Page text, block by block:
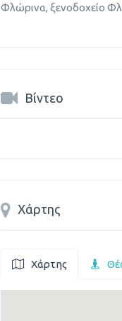
Φλώρινα, ξενοδοχείο
Βίντεο
Χάρτης
Χάρτης